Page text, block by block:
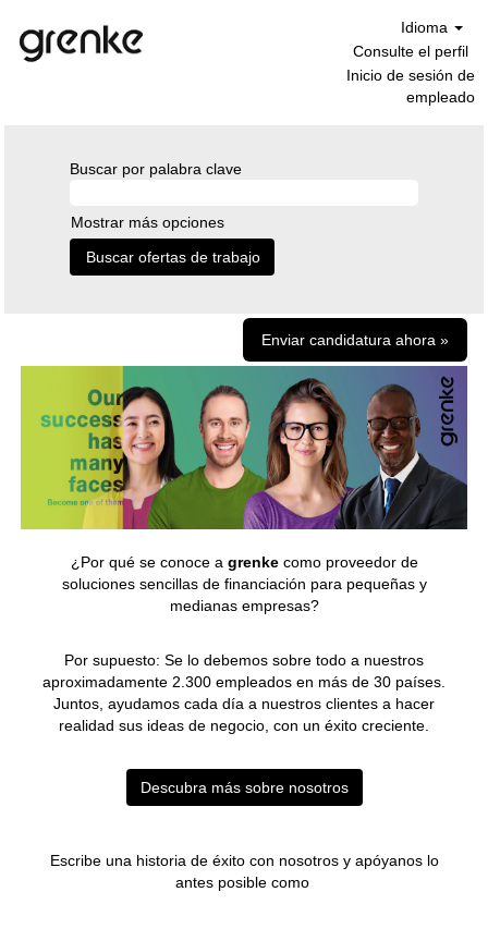
Idioma
Consulte el perfil
Inicio de sesión de
empleado
Buscar por palabra clave
Mostrar más opciones
Enviar candidatura ahora »
¿Por qué se conoce a grenke como proveedor de
soluciones sencillas de financiación para pequeñas y
medianas empresas?
Por supuesto: Se lo debemos sobre todo a nuestros
aproximadamente 2.300 empleados en más de 30 países.
Juntos, ayudamos cada día a nuestros clientes a hacer
realidad sus ideas de negocio, con un éxito creciente.
Descubra más sobre nosotros
Escribe una historia de éxito con nosotros y apóyanos lo
antes posible como